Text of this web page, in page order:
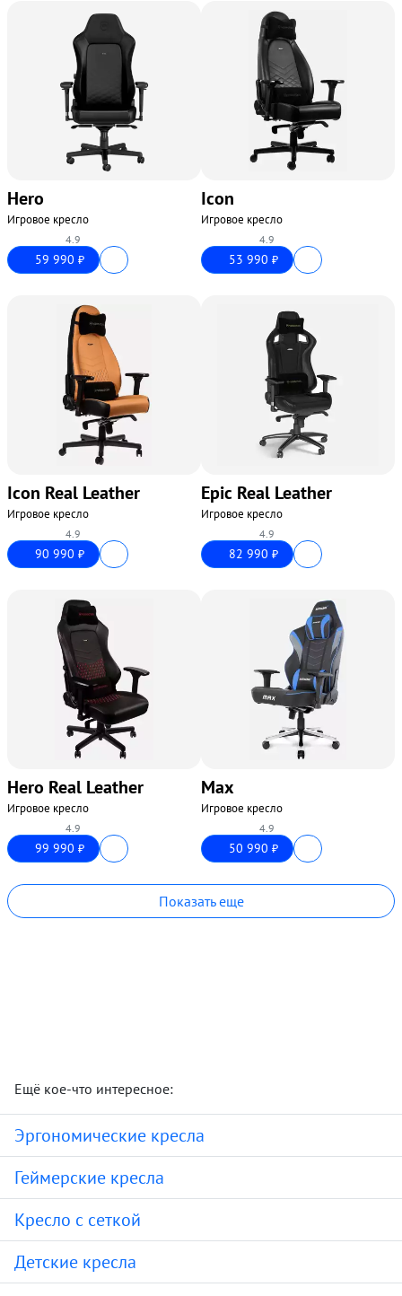
Hero
Игровое кресло
4.9
59 990 ₽
Icon
Игровое кресло
4.9
53 990 ₽
Icon Real Leather
Игровое кресло
4.9
90 990 ₽
Epic Real Leather
Игровое кресло
4.9
82 990 ₽
Hero Real Leather
Игровое кресло
4.9
99 990 ₽
Max
Игровое кресло
4.9
50 990 ₽
Показать еще
Ещё кое-что интересное:
Эргономические кресла
Геймерские кресла
Кресло с сеткой
Детские кресла